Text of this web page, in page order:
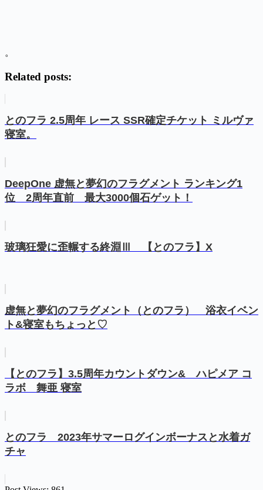
。
Related posts:
とのフラ 2.5周年 レース SSR確定チケット ミルヴァ
寝室。
DeepOne 虚無と夢幻のフラグメント ランキング1
位 2周年直前 最大3000個石ゲット！
玻璃狂愛に歪輾する終淵Ⅲ 【とのフラ】X
虚無と夢幻のフラグメント（とのフラ） 浴衣イベン
ト&寝室もちょっと♡
【とのフラ】3.5周年カウントダウン& ハピメア コ
ラボ 舞亜 寝室
とのフラ 2023年サマーログインボーナスと水着ガ
チャ